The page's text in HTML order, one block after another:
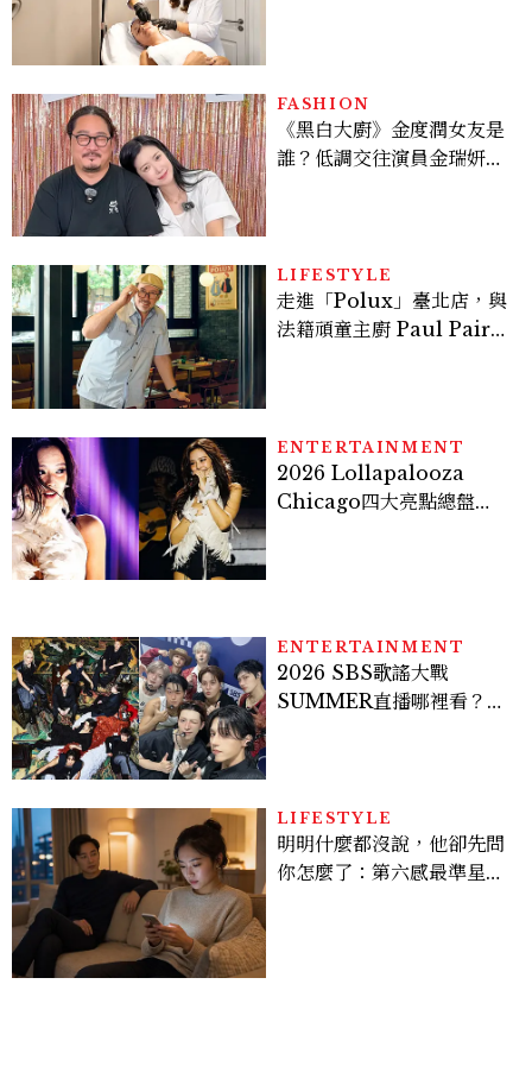
FASHION
《黑白大廚》金度潤女友是
誰？低調交往演員金瑞妍、
LIFESTYLE
走進「Polux」臺北店，與
法籍頑童主廚 Paul Pairet
ENTERTAINMENT
2026 Lollapalooza
Chicago四大亮點總盤
ENTERTAINMENT
2026 SBS歌謠大戰
SUMMER直播哪裡看？
LIFESTYLE
明明什麼都沒說，他卻先問
你怎麼了：第六感最準星座